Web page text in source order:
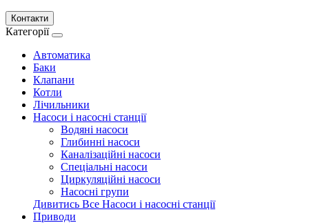
Контакти
Категорії
Автоматика
Баки
Клапани
Котли
Лічильники
Насоси і насосні станції
Водяні насоси
Глибинні насоси
Каналізаційні насоси
Спеціальні насоси
Циркуляційні насоси
Насосні групи
Дивитись Все Насоси і насосні станції
Приводи